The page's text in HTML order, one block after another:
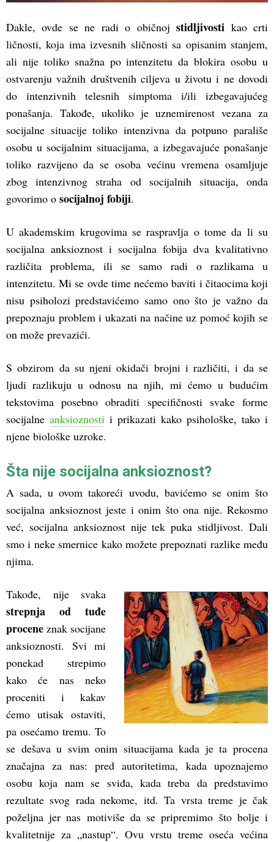
Dakle, ovde se ne radi o običnojstidljivosti kao crti
ličnosti, koja ima izvesnih sličnosti sa opisanim stanjem,
ali nije toliko snažna po intenzitetu da blokira osobu u
ostvarenju važnih društvenih ciljeva u životu i ne dovodi
do intenzivnih telesnih simptoma i/ili izbegavajućeg
ponašanja. Takođe, ukoliko je uznemirenost vezana za
socijalne situacije toliko intenzivna da potpuno parališe
osobu u socijalnim situacijama, a izbegavajuće ponašanje
toliko razvijeno da se osoba većinu vremena osamljuje
zbog intenzivnog straha od socijalnih situacija, onda
govorimo o socijalnoj fobiji.
U akademskim krugovima se raspravlja o tome da li su
socijalna anksioznost i socijalna fobija dva kvalitativno
različita problema, ili se samo radi o razlikama u
intenzitetu. Mi se ovde time nećemo baviti i čitaocima koji
nisu psiholozi predstavićemo samo ono što je važno da
prepoznaju problem i ukazati na načine uz pomoć kojih se
on može prevazići.
S obzirom da su njeni okidači brojni i različiti, i da se
ljudi razlikuju u odnosu na njih, mi ćemo u budućim
tekstovima posebno obraditi specifičnosti svake forme
socijalne anksioznosti i prikazati kako psihološke, tako i
njene biološke uzroke.
Šta nije socijalna anksioznost?
A sada, u ovom takoreći uvodu, bavićemo se onim što
socijalna anksioznost jeste i onim što ona nije. Rekosmo
već, socijalna anksioznost nije tek puka stidljivost. Dali
smo i neke smernice kako možete prepoznati razlike među
njima.
Takođe, nije svaka
strepnja od tuđe
procene znak socijane
anksioznosti. Svi mi
ponekad strepimo
kako će nas neko
proceniti i kakav
ćemo utisak ostaviti,
pa osećamo tremu. To
se dešava u svim onim situacijama kada je ta procena
značajna za nas: pred autoritetima, kada upoznajemo
osobu koja nam se sviđa, kada treba da predstavimo
rezultate svog rada nekome, itd. Ta vrsta treme je čak
poželjna jer nas motiviše da se pripremimo što bolje i
kvalitetnije za „nastup“. Ovu vrstu treme oseća većina